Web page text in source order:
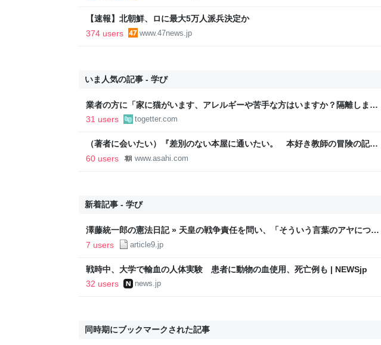
【速報】北朝鮮、ロに最大5万人派兵決定か
374 users
www.47news.jp
いま人気の記事 - 学び
業者の方に「家に猫がいます、アレルギーや苦手な方はいますか？隔離します
か？」と尋ねたら「厳選します」という返答が来た
31 users togetter.com
（著者に会いたい）『差別のない本屋に通いたい。 本好き教師の冒険の記
録』 仲川啓介さん：朝日新聞
60 users www.asahi.com
新着記事 - 学び
澤藤統一郎の憲法日記 » 天皇の戦争責任を問い、「そういう言葉のアヤについ
ては、私はそういう文学方面はあまり研究もしてない…」との「迷答」を引き
7 users article9.jp
戦時中、大学で輸血の人体実験 患者に動物の血使用、死亡例も | NEWSjp
32 users
news.jp
同時期にブックマークされた記事